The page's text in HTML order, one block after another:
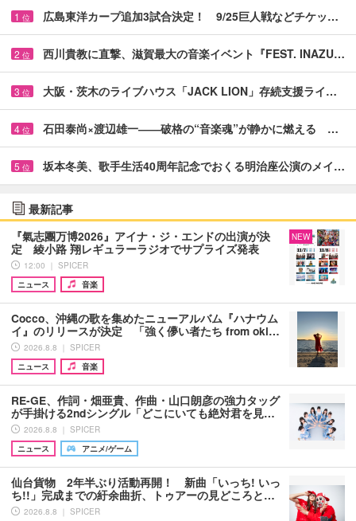
1 位 広島東洋カープ追加3試合決定！ 9/25巨人戦などチケッ…
2 位 西川貴教に直撃、滋賀最大の音楽イベント『FEST. INAZU…
3 位 大阪・茨木のライブハウス「JACK LION」存続支援ライ…
4 位 石田泰尚×渡辺雄一――破格の“音楽魂”が静かに燃える …
5 位 坂本冬美、歌手生活40周年記念でおくる明治座公演のメイ…
最新記事
『氣志團万博2026』アイナ・ジ・エンドの出演が決
定 綾小路 翔レギュラーラジオでサプライズ発表
12:00 ｜ SPICER
ニュース
音楽
NEW
Cocco、沖縄の歌を集めたニューアルバム『ハナウム
イ』のリリースが決定 「強く儚い者たち from oki…
2026.8.8 ｜ SPICER
ニュース
音楽
RE-GE、作詞・畑亜貴、作曲・山口朗彦の強力タッグ
が手掛ける2ndシングル「どこにいても絶対君を見…
2026.8.8 ｜ SPICER
ニュース
アニメ/ゲーム
仙台貨物 2年半ぶり活動再開！ 新曲「いっち! いっ
ち!!」完成までの紆余曲折、トゥアーの見どころと…
2026.8.8 ｜ SPICER